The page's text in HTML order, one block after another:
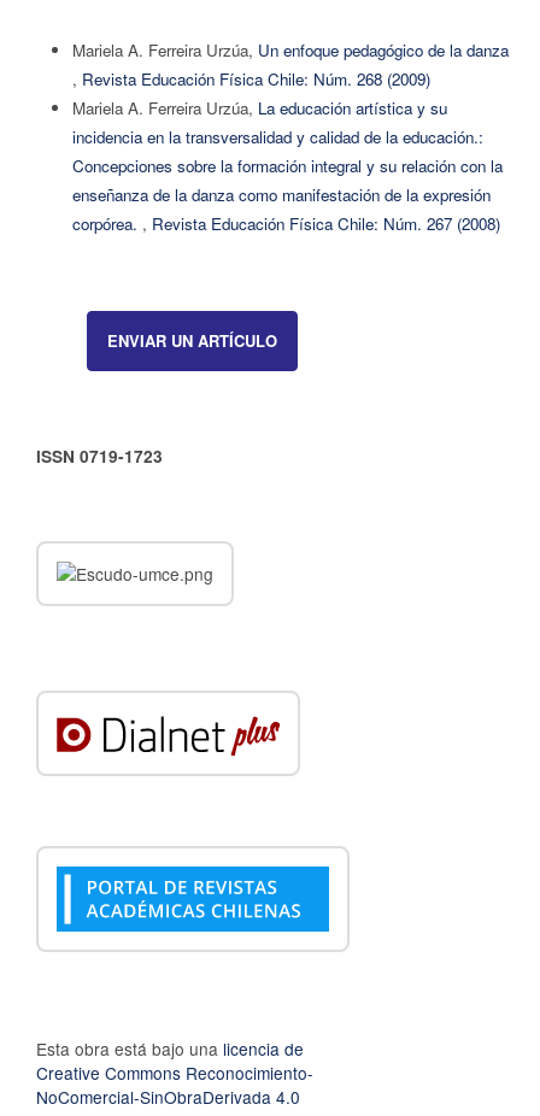
Mariela A. Ferreira Urzúa, Un enfoque pedagógico de la danza
, Revista Educación Física Chile: Núm. 268 (2009)
Mariela A. Ferreira Urzúa, La educación artística y su
incidencia en la transversalidad y calidad de la educación.:
Concepciones sobre la formación integral y su relación con la
enseñanza de la danza como manifestación de la expresión
corpórea. , Revista Educación Física Chile: Núm. 267 (2008)
ENVIAR UN ARTÍCULO
ISSN 0719-1723
Esta obra está bajo una licencia de
Creative Commons Reconocimiento-
NoComercial-SinObraDerivada 4.0